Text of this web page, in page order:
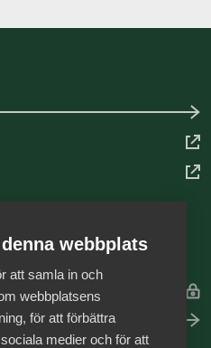
arbetsgivare
webbplats
att samla in och
webbplatsens
för att förbättra
medier och för att